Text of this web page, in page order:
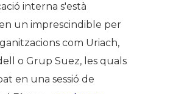
interna s'està
un imprescindible per
com Uriach,
o Grup Suez, les quals
en una sessió de